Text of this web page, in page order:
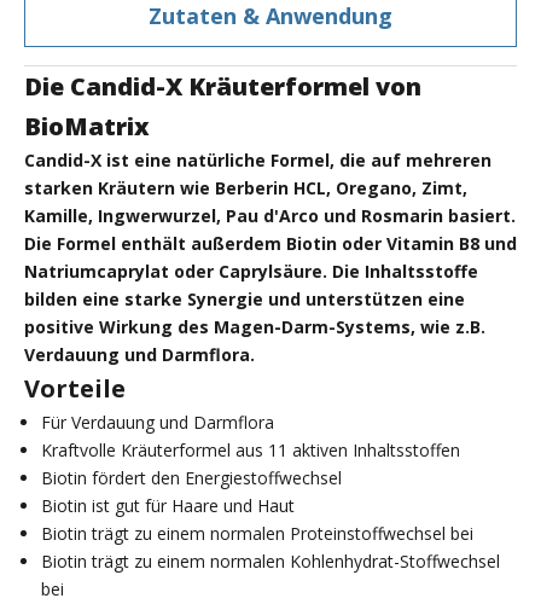
Zutaten & Anwendung
Die Candid-X Kräuterformel von
BioMatrix
Candid-X ist eine natürliche Formel, die auf mehreren
starken Kräutern wie Berberin HCL, Oregano, Zimt,
Kamille, Ingwerwurzel, Pau d'Arco und Rosmarin basiert.
Die Formel enthält außerdem Biotin oder Vitamin B8 und
Natriumcaprylat oder Caprylsäure. Die Inhaltsstoffe
bilden eine starke Synergie und unterstützen eine
positive Wirkung des Magen-Darm-Systems, wie z.B.
Verdauung und Darmflora.
Vorteile
Für Verdauung und Darmflora
Kraftvolle Kräuterformel aus 11 aktiven Inhaltsstoffen
Biotin fördert den Energiestoffwechsel
Biotin ist gut für Haare und Haut
Biotin trägt zu einem normalen Proteinstoffwechsel bei
Biotin trägt zu einem normalen Kohlenhydrat-Stoffwechsel
bei